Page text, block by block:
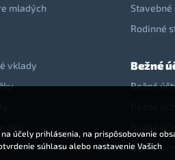
mladých
vklady
Rodinné
Bežné
Bežné
Bežné
účely prihlásenia, na prispôsobovanie
súhlasu alebo nastavenie Vašich